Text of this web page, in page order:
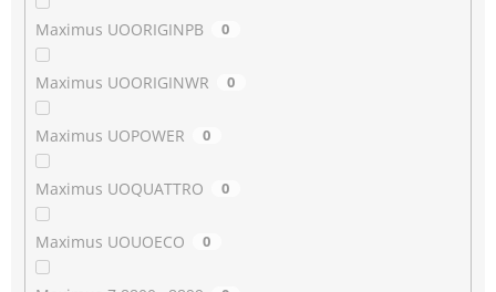
Maximus UOORIGINPB 0
Maximus UOORIGINWR 0
Maximus UOPOWER 0
Maximus UOQUATTRO 0
Maximus UOUOECO 0